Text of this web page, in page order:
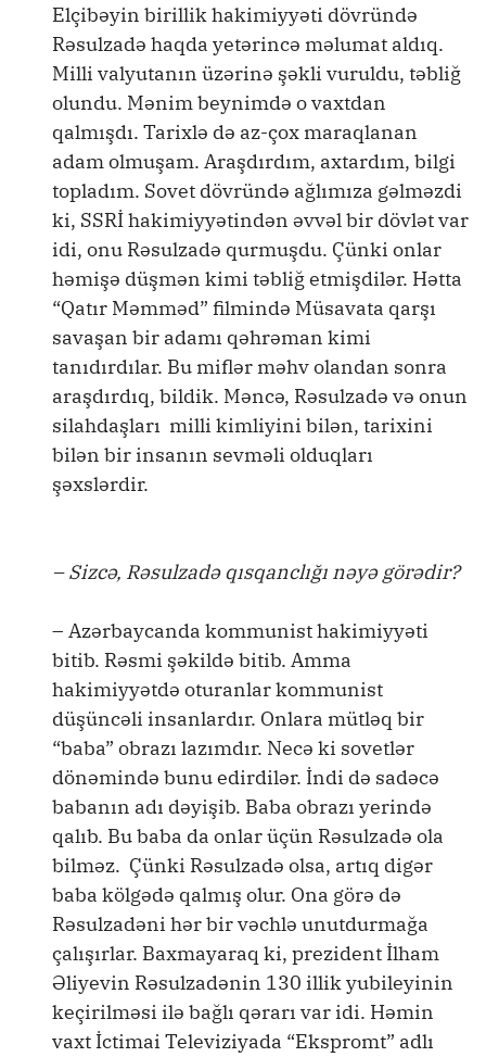
Elçibəyin birillik hakimiyyəti dövründə
Rəsulzadə haqda yetərincə məlumat aldıq.
Milli valyutanın üzərinə şəkli vuruldu, təbliğ
olundu. Mənim beynimdə o vaxtdan
qalmışdı. Tarixlə də az-çox maraqlanan
adam olmuşam. Araşdırdım, axtardım, bilgi
topladım. Sovet dövründə ağlımıza gəlməzdi
ki, SSRİ hakimiyyətindən əvvəl bir dövlət var
idi, onu Rəsulzadə qurmuşdu. Çünki onlar
həmişə düşmən kimi təbliğ etmişdilər. Hətta
“Qatır Məmməd” filmində Müsavata qarşı
savaşan bir adamı qəhrəman kimi
tanıdırdılar. Bu miflər məhv olandan sonra
araşdırdıq, bildik. Məncə, Rəsulzadə və onun
silahdaşları milli kimliyini bilən, tarixini
bilən bir insanın sevməli olduqları
şəxslərdir.
– Sizcə, Rəsulzadə qısqanclığı nəyə görədir?
– Azərbaycanda kommunist hakimiyyəti
bitib. Rəsmi şəkildə bitib. Amma
hakimiyyətdə oturanlar kommunist
düşüncəli insanlardır. Onlara mütləq bir
“baba” obrazı lazımdır. Necə ki sovetlər
dönəmində bunu edirdilər. İndi də sadəcə
babanın adı dəyişib. Baba obrazı yerində
qalıb. Bu baba da onlar üçün Rəsulzadə ola
bilməz. Çünki Rəsulzadə olsa, artıq digər
baba kölgədə qalmış olur. Ona görə də
Rəsulzadəni hər bir vəchlə unutdurmağa
çalışırlar. Baxmayaraq ki, prezident İlham
Əliyevin Rəsulzadənin 130 illik yubileyinin
keçirilməsi ilə bağlı qərarı var idi. Həmin
vaxt İctimai Televiziyada “Ekspromt” adlı